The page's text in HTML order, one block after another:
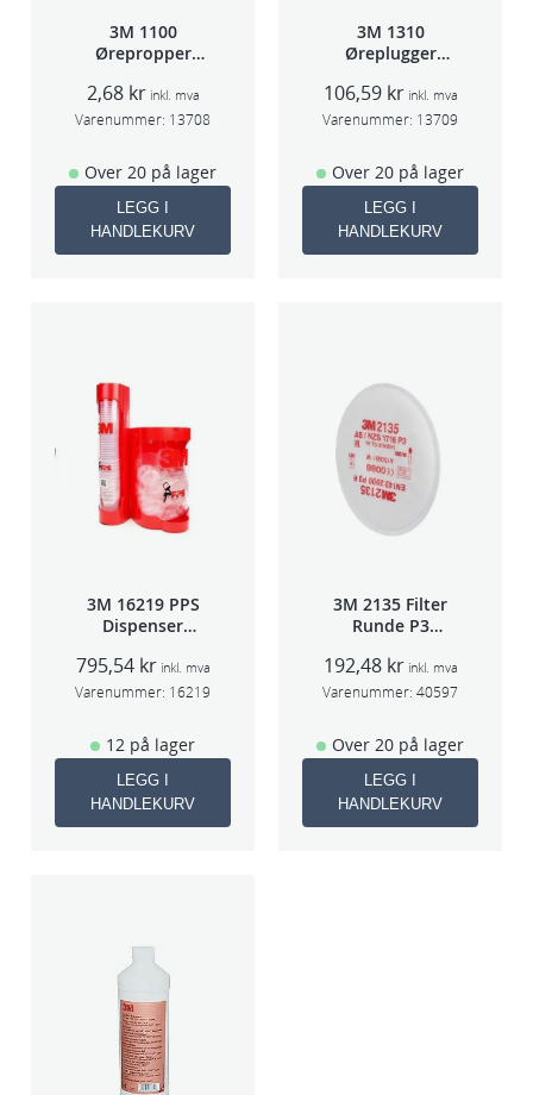
3M 1100
Ørepropper
2,68 kr inkl. mva
Varenummer: 13708
Over 20 på lager
LEGG I
HANDLEKURV
3M 1310
Øreplugger
106,59 kr inkl. mva
Varenummer: 13709
Over 20 på lager
LEGG I
HANDLEKURV
3M 16219 PPS
Dispenser
(Large,Std og
Midi)
795,54 kr inkl. mva
Varenummer: 16219
12 på lager
LEGG I
HANDLEKURV
3M 2135 Filter
Runde P3
192,48 kr inkl. mva
Varenummer: 40597
Over 20 på lager
LEGG I
HANDLEKURV